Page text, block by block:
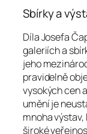
Sbírky a
Díla Josefa
galeriích a
jeho
pravidelně
vysokých cen
umění je
mnoha
široké